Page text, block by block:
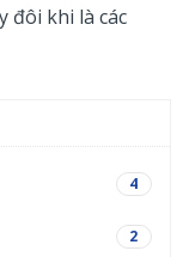
4
2
đôi khi là các